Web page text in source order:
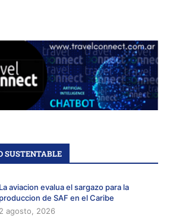
SUSTENTABLE
La aviacion evalua el sargazo para la
produccion de SAF en el Caribe
2 agosto, 2026